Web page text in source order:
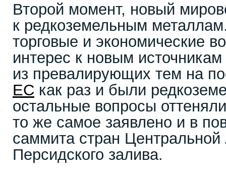
Второй момент, новый
к редкоземельным
торговые и экономические
интерес к новым
из превалирующих тем на
ЕС как раз и были
остальные вопросы
то же самое заявлено и в
саммита стран Центральной
Персидского залива.